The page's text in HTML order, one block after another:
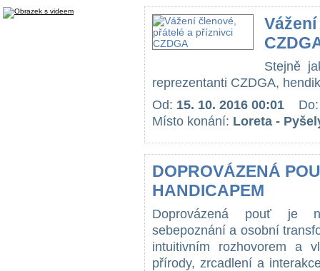
Stejně
reprezentanti CZDGA,
Od: 15. 10. 2016 00:01
Místo konání: Loreta -
DOPROVÁZENÁ
HANDICAPEM
Doprovázená pouť je
sebepoznání a osobní
intuitivním rozhovorem a
přírody, zrcadlení a